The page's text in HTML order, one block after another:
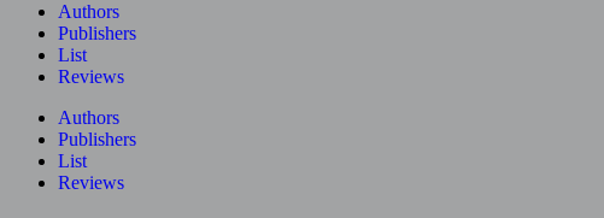
Authors
Publishers
List
Reviews
Authors
Publishers
List
Reviews